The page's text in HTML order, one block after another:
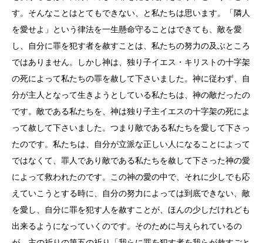
す。そんなことはとてもできない、と私たちは思います。「隣人
を愛せよ」という律法を一生懸命守ることはできても、敵を愛
し、自分に罪を犯す者を赦すことは、私たちの努力の及ぶところ
ではありません。しかし神は、独り子イエス・キリストの十字架
の死によって私たちの罪を赦して下さいました。神に従わず、自
分が主人となって生きようとしている私たちは、神の敵だったの
です。敵である私たちを、神は独り子主イエスの十字架の死によ
って赦して下さいました。つまり敵である私たちを愛して下さっ
たのです。私たちは、自分が立派な正しい人になることによって
ではなくて、罪人であり敵である私たちを赦して下さった神の愛
によって救われたのです。この神の愛の中で、それに少しでも応
えていこうとする時に、自分の努力によっては到底できない、敵
を愛し、自分に罪を犯す人を赦すことが、ほんの少しだけれども
出来るようになっていくのです。そのために与えられているの